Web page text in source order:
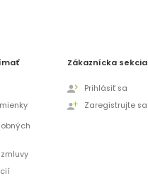
Zákaznícka sekcia
Prihlásiť sa
Zaregistrujte sa